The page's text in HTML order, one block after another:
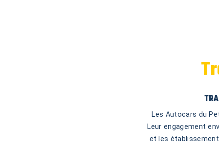
Les Autocars du
Leur engagement
et les